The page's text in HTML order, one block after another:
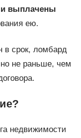
и выплачены
ею.
в срок, ломбард
не раньше, чем
недвижимости